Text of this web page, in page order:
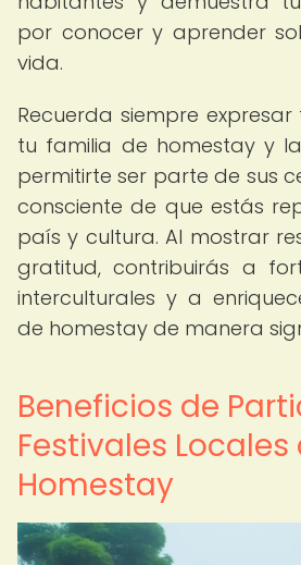
por conocer y aprender
vida.
Recuerda siempre
tu familia de homestay y
permitirte ser parte de sus
consciente de que estás
país y cultura. Al mostrar
gratitud, contribuirás a
interculturales y a
de homestay de manera
Beneficios de
Festivales
Homestay